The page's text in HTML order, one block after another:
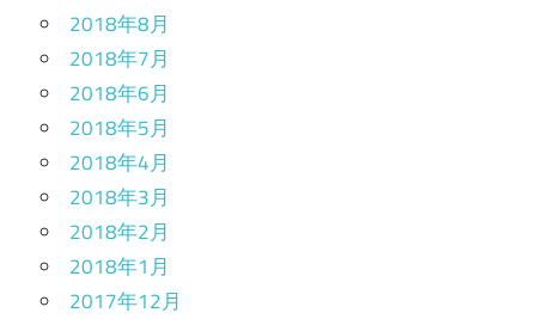
2018年8月
2018年7月
2018年6月
2018年5月
2018年4月
2018年3月
2018年2月
2018年1月
2017年12月